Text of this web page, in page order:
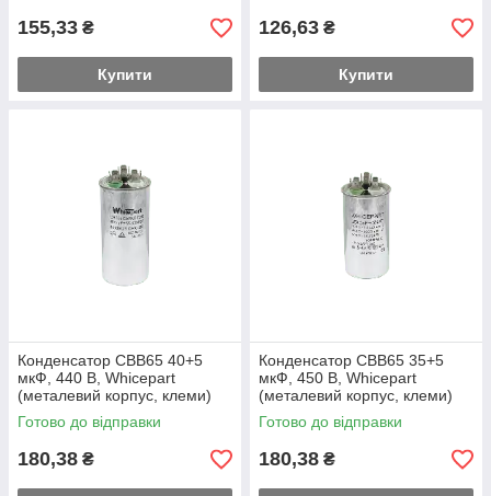
155,33 ₴
Купити
126,63 ₴
Купити
Конденсатор CBB65 40+5
мкФ, 440 В, Whicepart
(металевий корпус, клеми)
Готово до відправки
180,38 ₴
Конденсатор CBB65 35+5
мкФ, 450 В, Whicepart
(металевий корпус, клеми)
Готово до відправки
180,38 ₴